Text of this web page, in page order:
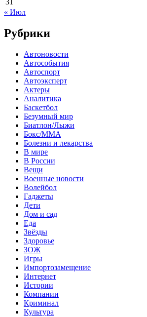
31
« Июл
Рубрики
Автоновости
Автособытия
Автоспорт
Автоэксперт
Актеры
Аналитика
Баскетбол
Безумный мир
Биатлон/Лыжи
Бокс/MMA
Болезни и лекарства
В мире
В России
Вещи
Военные новости
Волейбол
Гаджеты
Дети
Дом и сад
Еда
Звёзды
Здоровье
ЗОЖ
Игры
Импортозамещение
Интернет
Истории
Компании
Криминал
Культура